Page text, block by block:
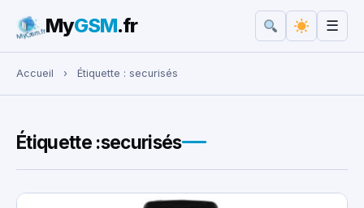
Rechercher :
MyGSM.fr ☰
Accueil › Étiquette : securisés
Étiquette :securisés